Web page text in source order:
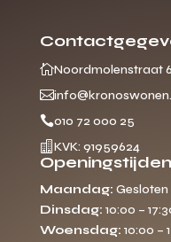
Noordmolenstraat

010 72 000 25
 KVK: 91959624
Openingstijden
Maandag: Gesloten
Dinsdag: 10:00 –
Woensdag: 10:00 –